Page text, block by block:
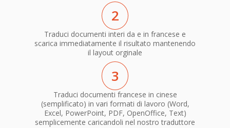
2
Traduci documenti interi da e in francese e
scarica immediatamente il risultato mantenendo
il layout orginale
3
Traduci documenti francese in cinese
(semplificato) in vari formati di lavoro (Word,
Excel, PowerPoint, PDF, OpenOffice, Text)
semplicemente caricandoli nel nostro traduttore